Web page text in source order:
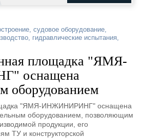
, судовое оборудование,
, гидравлические испытания,
площадка "ЯМЯ-
оснащена
оборудованием
"ЯМЯ-ИНЖИНИРИНГ" оснащена
оборудованием, позволяющим
продукции, его
ТУ и конструкторской